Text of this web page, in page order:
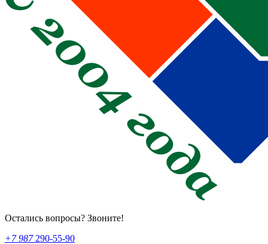
Остались вопросы? Звоните!
+7 987290-55-90